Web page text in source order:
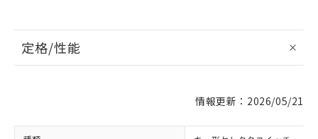
定格/性能
情報更新：2026/05/21